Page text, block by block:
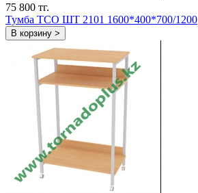
75 800 тг.
Тумба ТСО ШТ 2101 1600*400*700/1200
В корзину >